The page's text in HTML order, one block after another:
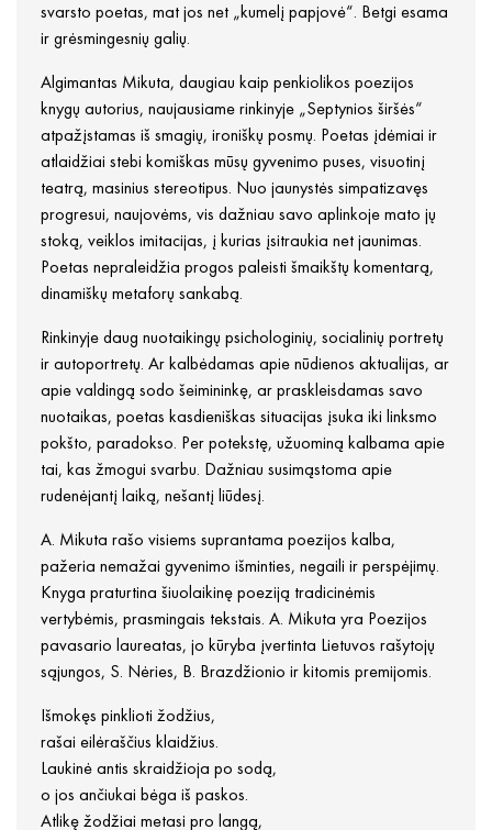
svarsto poetas, mat jos net „kumelį papjovė“. Betgi esama
ir grėsmingesnių galių.
Algimantas Mikuta, daugiau kaip penkiolikos poezijos
knygų autorius, naujausiame rinkinyje „Septynios širšės“
atpažįstamas iš smagių, ironiškų posmų. Poetas įdėmiai ir
atlaidžiai stebi komiškas mūsų gyvenimo puses, visuotinį
teatrą, masinius stereotipus. Nuo jaunystės simpatizavęs
progresui, naujovėms, vis dažniau savo aplinkoje mato jų
stoką, veiklos imitacijas, į kurias įsitraukia net jaunimas.
Poetas nepraleidžia progos paleisti šmaikštų komentarą,
dinamiškų metaforų sankabą.
Rinkinyje daug nuotaikingų psichologinių, socialinių portretų
ir autoportretų. Ar kalbėdamas apie nūdienos aktualijas, ar
apie valdingą sodo šeimininkę, ar praskleisdamas savo
nuotaikas, poetas kasdieniškas situacijas įsuka iki linksmo
pokšto, paradokso. Per potekstę, užuominą kalbama apie
tai, kas žmogui svarbu. Dažniau susimąstoma apie
rudenėjantį laiką, nešantį liūdesį.
A. Mikuta rašo visiems suprantama poezijos kalba,
pažeria nemažai gyvenimo išminties, negaili ir perspėjimų.
Knyga praturtina šiuolaikinę poeziją tradicinėmis
vertybėmis, prasmingais tekstais. A. Mikuta yra Poezijos
pavasario laureatas, jo kūryba įvertinta Lietuvos rašytojų
sąjungos, S. Nėries, B. Brazdžionio ir kitomis premijomis.
Išmokęs pinklioti žodžius,
rašai eilėraščius klaidžius.
Laukinė antis skraidžioja po sodą,
o jos ančiukai bėga iš paskos.
Atlikę žodžiai metasi pro langą,